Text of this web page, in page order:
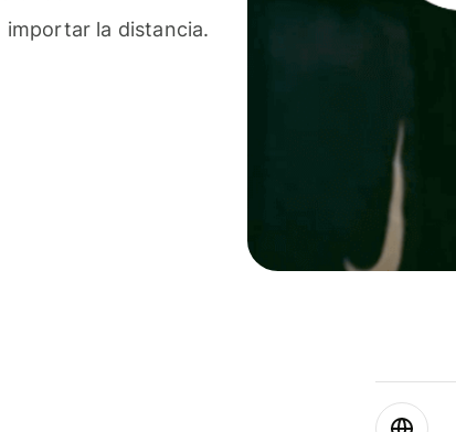
importar la distancia.